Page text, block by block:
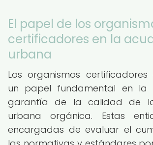
El papel de los
certificadores en la
urbana
Los organismos certificadores
un papel fundamental en la
garantía de la calidad de
urbana orgánica. Estas
encargadas de evaluar el